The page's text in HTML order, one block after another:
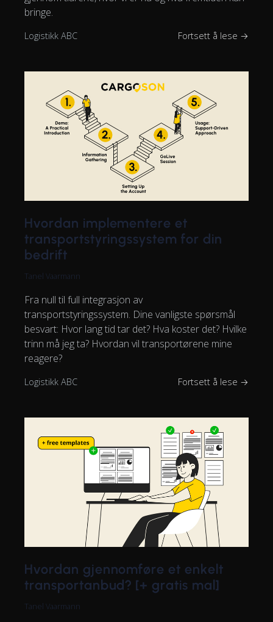
bringe.
Logistikk ABC Fortsett å lese →
Hvordan implementere et
transportstyringssystem for din
bedrift
Tanel Vaarmann
Fra null til full integrasjon av
transportstyringssystem. Dine vanligste spørsmål
besvart: Hvor lang tid tar det? Hva koster det? Hvilke
trinn må jeg ta? Hvordan vil transportørene mine
reagere?
Logistikk ABC Fortsett å lese →
Hvordan gjennomføre et enkelt
transportanbud? [+ gratis mal]
Tanel Vaarmann